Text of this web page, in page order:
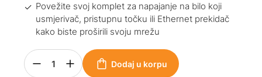
Povežite svoj komplet za napajanje na bilo koji
usmjerivač, pristupnu točku ili Ethernet prekidač
kako biste proširili svoju mrežu
Dodaj u korpu